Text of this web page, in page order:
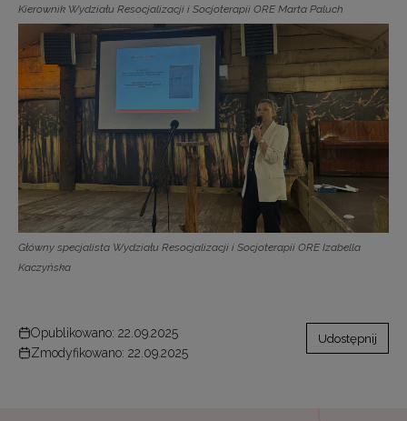
Kierownik Wydziału Resocjalizacji i Socjoterapii ORE Marta Paluch
Główny specjalista Wydziału Resocjalizacji i Socjoterapii ORE Izabella
Kaczyńska
Opublikowano: 22.09.2025
Zmodyfikowano: 22.09.2025
Udostępnij